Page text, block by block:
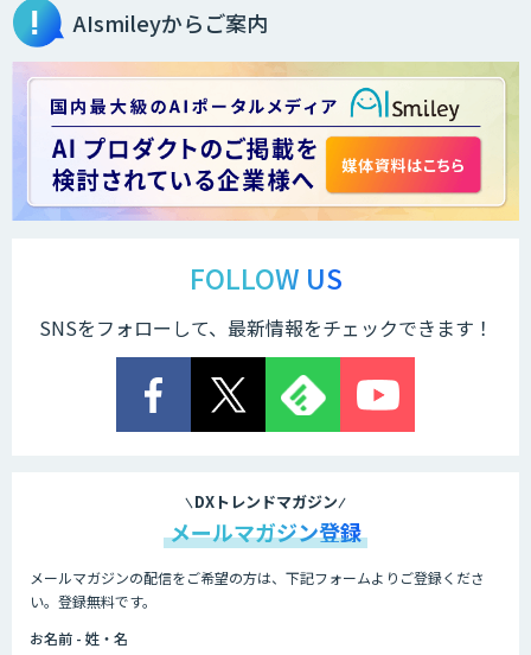
生成AI活用コンサルティング
法人向け生成AIソリューション（受託開
発/PoC&コンサル）
AI 受託開発・導入支援
AIsmileyからご案内
FOLLOW US
SNSをフォローして、最新情報をチェックできます！
DXトレンドマガジン
メールマガジン登録
メールマガジンの配信をご希望の方は、下記フォームよりご登録くださ
い。登録無料です。
お名前 - 姓・名